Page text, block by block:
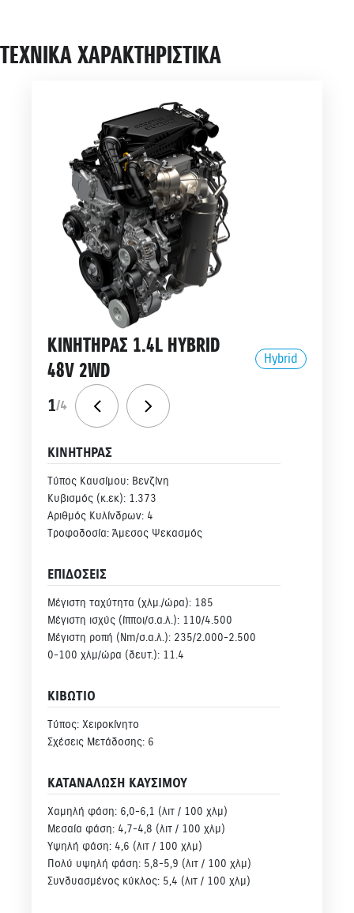
ΤΕΧΝΙΚΑ ΧΑΡΑΚΤΗΡΙΣΤΙΚΑ
ΚΙΝΗΤΗΡΑΣ 1.4L HYBRID
48V 2WD
Hybrid
1/4
ΚΙΝΗΤΗΡΑΣ
Τύπος Καυσίμου: Βενζίνη
Κυβισμός (κ.εκ): 1.373
Αριθμός Κυλίνδρων: 4
Τροφοδοσία: Άμεσος Ψεκασμός
ΕΠΙΔΟΣΕΙΣ
Μέγιστη ταχύτητα (χλμ./ώρα): 185
Μέγιστη ισχύς (ίπποι/σ.α.λ.): 110/4.500
Μέγιστη ροπή (Νm/σ.α.λ.): 235/2.000-2.500
0-100 χλμ/ώρα (δευτ.): 11.4
ΚΙΒΩΤΙΟ
Τύπος: Χειροκίνητο
Σχέσεις Μετάδοσης: 6
ΚΑΤΑΝΑΛΩΣΗ ΚΑΥΣΙΜΟΥ
Χαμηλή φάση: 6,0-6,1 (λιτ / 100 χλμ)
Μεσαία φάση: 4,7-4,8 (λιτ / 100 χλμ)
Υψηλή φάση: 4,6 (λιτ / 100 χλμ)
Πολύ υψηλή φάση: 5,8-5,9 (λιτ / 100 χλμ)
Συνδυασμένος κύκλος: 5,4 (λιτ / 100 χλμ)